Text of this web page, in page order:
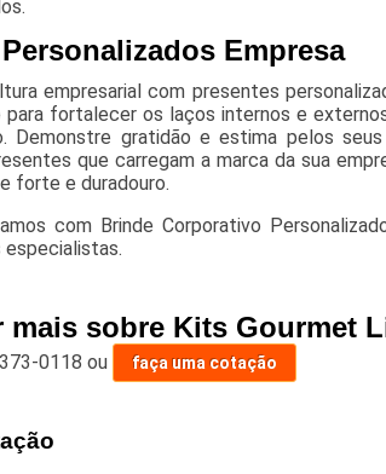
Empresa
empresarial com presentes
fortalecer os laços internos e
Demonstre gratidão e estima pelos
que carregam a marca da sua
forte e duradouro.
com Brinde Corporativo
especialistas.
mais sobre Kits Gourmet
0118 ou faça uma cotação